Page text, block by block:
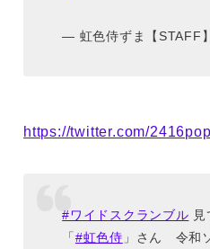
— 虹色侍ずま【STAFF
https://twitter.com/
#ワイドスクランブル
「 #虹色侍 」さん 令和